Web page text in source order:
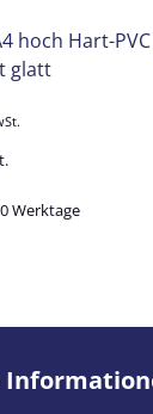
hoch Hart-
glatt
Werktage